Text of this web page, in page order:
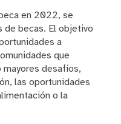
en 2022, se
de becas. El objetivo
a
que
desafíos,
las oportunidades
o la